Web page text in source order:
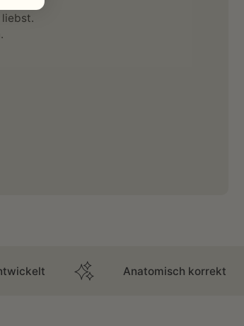
liebst.
Anatomisch korrekt